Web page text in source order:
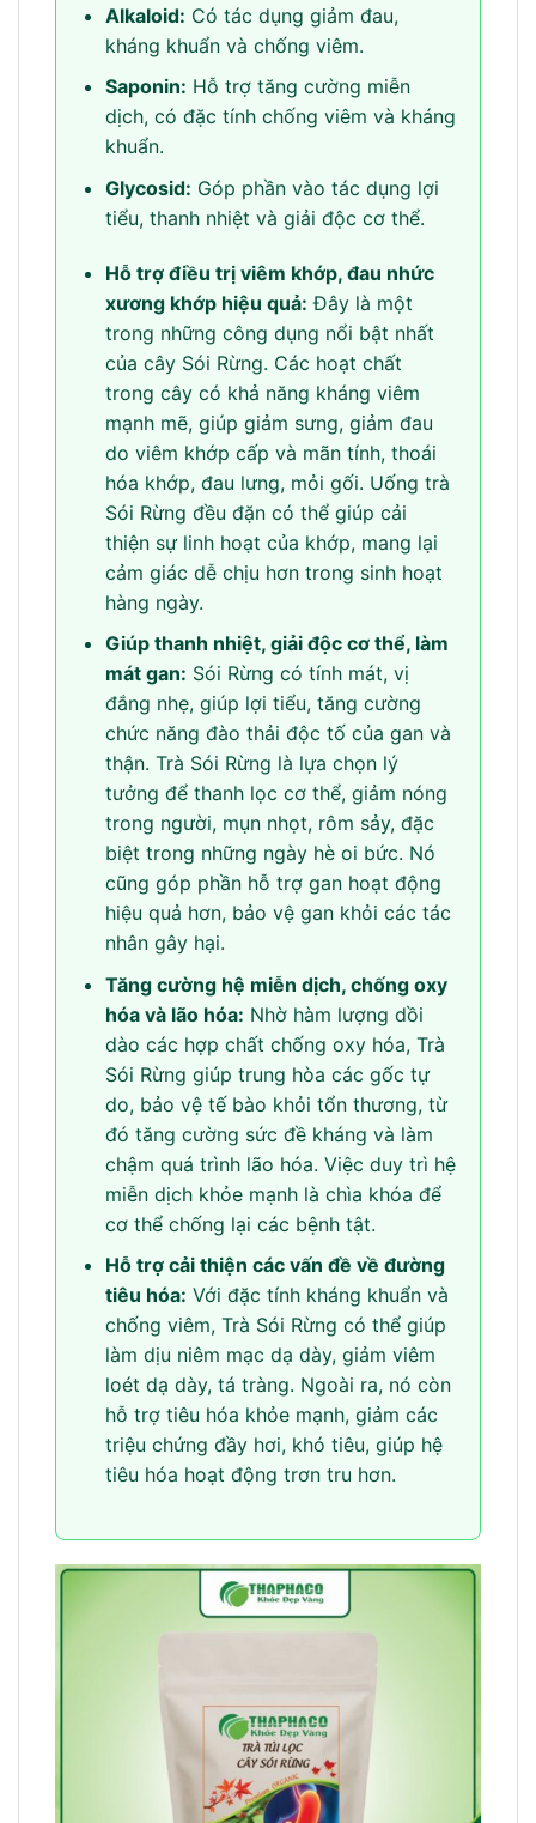
Alkaloid: Có tác dụng giảm đau,
kháng khuẩn và chống viêm.
Saponin: Hỗ trợ tăng cường miễn
dịch, có đặc tính chống viêm và kháng
khuẩn.
Glycosid: Góp phần vào tác dụng lợi
tiểu, thanh nhiệt và giải độc cơ thể.
Hỗ trợ điều trị viêm khớp, đau nhức
xương khớp hiệu quả: Đây là một
trong những công dụng nổi bật nhất
của cây Sói Rừng. Các hoạt chất
trong cây có khả năng kháng viêm
mạnh mẽ, giúp giảm sưng, giảm đau
do viêm khớp cấp và mãn tính, thoái
hóa khớp, đau lưng, mỏi gối. Uống trà
Sói Rừng đều đặn có thể giúp cải
thiện sự linh hoạt của khớp, mang lại
cảm giác dễ chịu hơn trong sinh hoạt
hàng ngày.
Giúp thanh nhiệt, giải độc cơ thể, làm
mát gan: Sói Rừng có tính mát, vị
đắng nhẹ, giúp lợi tiểu, tăng cường
chức năng đào thải độc tố của gan và
thận. Trà Sói Rừng là lựa chọn lý
tưởng để thanh lọc cơ thể, giảm nóng
trong người, mụn nhọt, rôm sảy, đặc
biệt trong những ngày hè oi bức. Nó
cũng góp phần hỗ trợ gan hoạt động
hiệu quả hơn, bảo vệ gan khỏi các tác
nhân gây hại.
Tăng cường hệ miễn dịch, chống oxy
hóa và lão hóa: Nhờ hàm lượng dồi
dào các hợp chất chống oxy hóa, Trà
Sói Rừng giúp trung hòa các gốc tự
do, bảo vệ tế bào khỏi tổn thương, từ
đó tăng cường sức đề kháng và làm
chậm quá trình lão hóa. Việc duy trì hệ
miễn dịch khỏe mạnh là chìa khóa để
cơ thể chống lại các bệnh tật.
Hỗ trợ cải thiện các vấn đề về đường
tiêu hóa: Với đặc tính kháng khuẩn và
chống viêm, Trà Sói Rừng có thể giúp
làm dịu niêm mạc dạ dày, giảm viêm
loét dạ dày, tá tràng. Ngoài ra, nó còn
hỗ trợ tiêu hóa khỏe mạnh, giảm các
triệu chứng đầy hơi, khó tiêu, giúp hệ
tiêu hóa hoạt động trơn tru hơn.